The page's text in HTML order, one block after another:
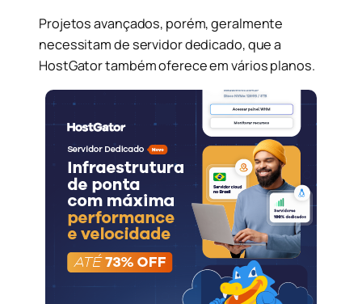
Projetos avançados, porém, geralmente
necessitam de servidor dedicado, que a
HostGator também oferece em vários planos.